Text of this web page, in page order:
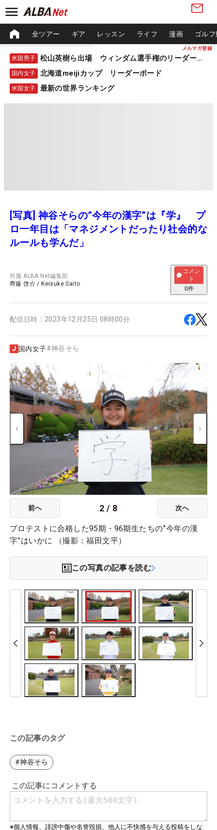
メルマガ登録
全ツアー ギア レッスン ライフ 漫画 ゴル
米国男子 松山英樹ら出場 ウィンダム選手権のリーダーボード
国内女子 北海道meijiカップ リーダーボード
米国女子 最新の世界ランキング
[写真] 神谷そらの”今年の漢字”は『学』 プ
ロ一年目は「マネジメントだったり社会的な
ルールも学んだ」
所属ALBA Net編集部
齊藤 啓介 / Keisuke Saito
コメン
ト
0件
配信日時： 2023年12月25日 08時00分
国内女子#神谷そら
前へ 2 / 8 次へ
プロテストに合格した95期・96期生たちの”今年の漢
字”はいかに （撮影：福田文平）
この写真の記事を読む
この記事のタグ
#神谷そら